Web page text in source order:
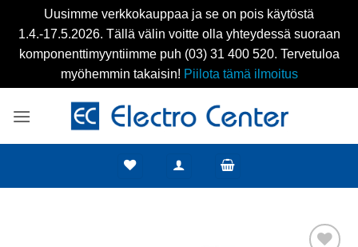
Uusimme verkkokauppaa ja se on pois käytöstä
1.4.-17.5.2026. Tällä välin voitte olla yhteydessä suoraan
komponenttimyyntiimme puh (03) 31 400 520. Tervetuloa
myöhemmin takaisin! Piilota tämä ilmoitus